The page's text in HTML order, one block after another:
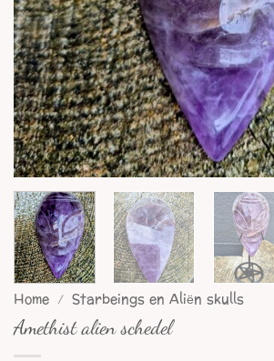
Home / Starbeings en Aliën skulls
Amethist alien schedel